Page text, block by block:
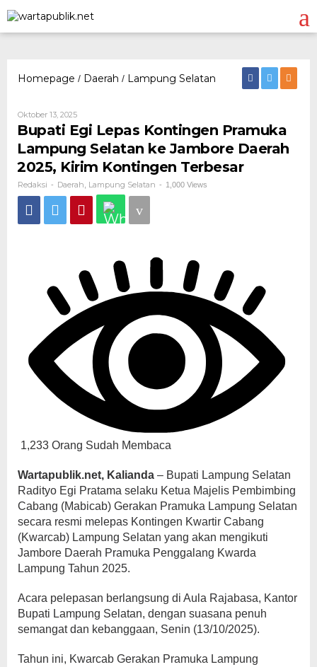
ke
konten
Homepage / Daerah / Lampung Selatan
Pramuka
Lampung
Selatan
ke
Oktober 13, 2025Oleh
Redaksi
Bupati Egi Lepas Kontingen Pramuka
Lampung Selatan ke Jambore Daerah
2025, Kirim Kontingen Terbesar
Redaksi - Daerah Lampung Selatan - 1,000 Views
1,233 Orang Sudah Membaca
Wartapublik.net, Kalianda – Bupati Lampung Selatan
Radityo Egi Pratama selaku Ketua Majelis Pembimbing
Cabang (Mabicab) Gerakan Pramuka Lampung Selatan
secara resmi melepas Kontingen Kwartir Cabang
(Kwarcab) Lampung Selatan yang akan mengikuti
Jambore Daerah Pramuka Penggalang Kwarda
Lampung Tahun 2025.
Acara pelepasan berlangsung di Aula Rajabasa, Kantor
Bupati Lampung Selatan, dengan suasana penuh
semangat dan kebanggaan, Senin (13/10/2025).
Tahun ini, Kwarcab Gerakan Pramuka Lampung